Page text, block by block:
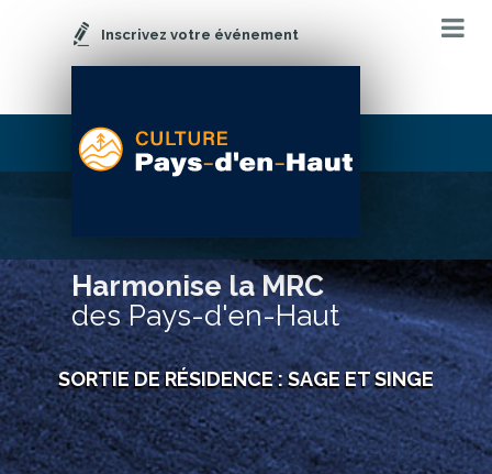
Inscrivez votre événement
Harmonise la MRC
des Pays-d'en-Haut
SORTIE DE RÉSIDENCE : SAGE ET SINGE